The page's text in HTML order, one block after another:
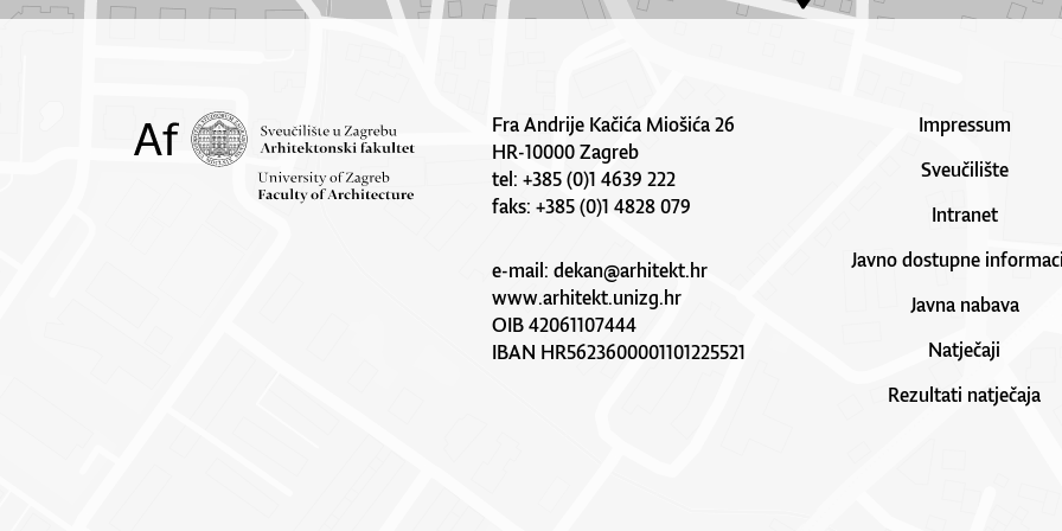
Fra Andrije Kačića Miošića 26
HR-10000 Zagreb
tel: +385 (0)1 4639 222
faks: +385 (0)1 4828 079
e-mail:dekan@arhitekt.hr
www.arhitekt.unizg.hr
OIB 42061107444
IBAN HR5623600001101225521
Impressum
Sveučilište
Intranet
Javno dostupne
Javna nabava
Natječaji
Rezultati natječaja